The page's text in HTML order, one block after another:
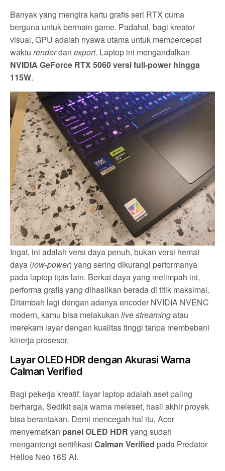
Banyak yang mengira kartu grafis seri RTX cuma
berguna untuk bermain game. Padahal, bagi kreator
visual, GPU adalah nyawa utama untuk mempercepat
wakturenderdanexport. Laptop ini mengandalkan
NVIDIA GeForce RTX 5060 versi full-power hingga
115W.
Ingat, ini adalah versi daya penuh, bukan versi hemat
daya (low-power) yang sering dikurangi performanya
pada laptop tipis lain. Berkat daya yang melimpah ini,
performa grafis yang dihasilkan berada di titik maksimal.
Ditambah lagi dengan adanya encoder NVIDIA NVENC
modern, kamu bisa melakukanlive streamingatau
merekam layar dengan kualitas tinggi tanpa membebani
kinerja prosesor.
Layar OLED HDR dengan Akurasi Warna
Calman Verified
Bagi pekerja kreatif, layar laptop adalah aset paling
berharga. Sedikit saja warna meleset, hasil akhir proyek
bisa berantakan. Demi mencegah hal itu, Acer
menyematkan panel OLED HDR yang sudah
mengantongi sertifikasiCalman Verified pada Predator
Helios Neo 16S AI.